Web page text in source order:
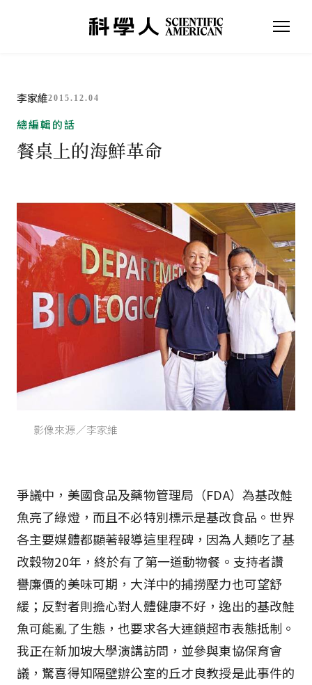
李家維2015.12.04
總編輯的話
餐桌上的海鮮革命
影像來源／李家維
爭議中，美國食品及藥物管理局（FDA）為基改鮭
魚亮了綠燈，而且不必特別標示是基改食品。世界
各主要媒體都顯著報導這里程碑，因為人類吃了基
改穀物20年，終於有了第一道動物餐。支持者讚
譽廉價的美味可期，大洋中的捕撈壓力也可望舒
緩；反對者則擔心對人體健康不好，逸出的基改鮭
魚可能亂了生態，也要求各大連鎖超市表態抵制。
我正在新加坡大學演講訪問，並參與東協保育會
議，驚喜得知隔壁辦公室的丘才良教授是此事件的